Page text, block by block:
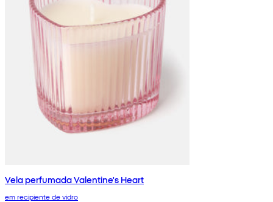
Vela perfumada Valentine's Heart
em recipiente de vidro